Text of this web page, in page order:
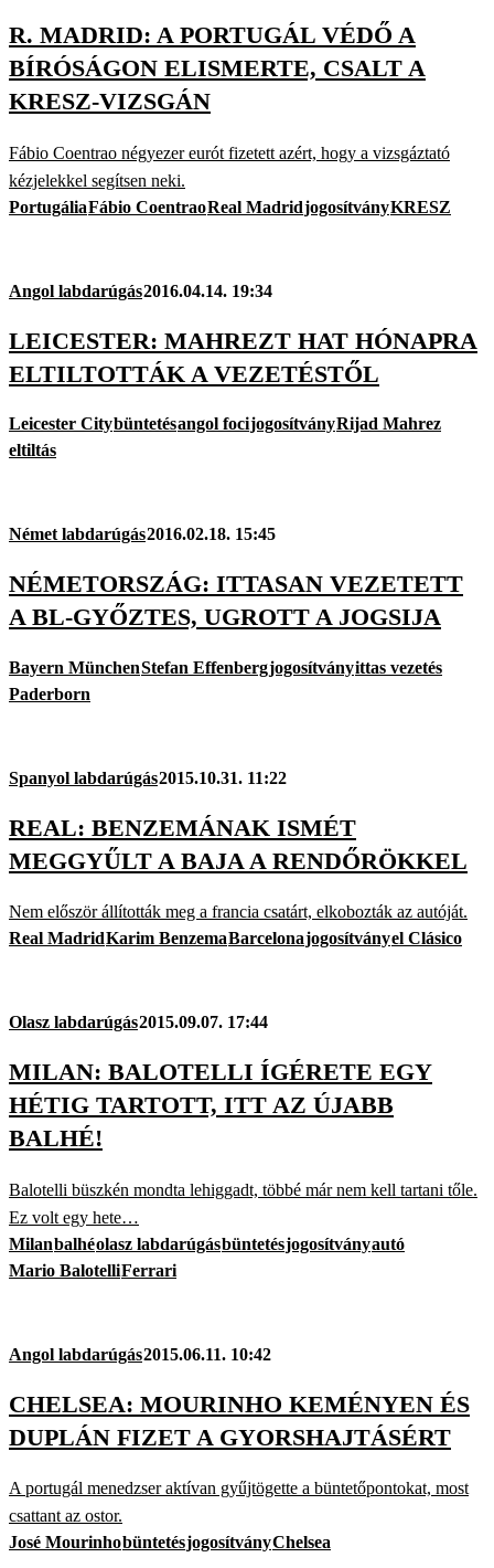
R. MADRID: A PORTUGÁL VÉDŐ A
BÍRÓSÁGON ELISMERTE, CSALT A
KRESZ-VIZSGÁN
Fábio Coentrao négyezer eurót fizetett azért, hogy a vizsgáztató
kézjelekkel segítsen neki.
PortugáliaFábio CoentraoReal MadridjogosítványKRESZ
Angol labdarúgás2016.04.14. 19:34
LEICESTER: MAHREZT HAT HÓNAPRA
ELTILTOTTÁK A VEZETÉSTŐL
Leicester Citybüntetésangol focijogosítványRijad Mahrez
eltiltás
Német labdarúgás2016.02.18. 15:45
NÉMETORSZÁG: ITTASAN VEZETETT
A BL-GYŐZTES, UGROTT A JOGSIJA
Bayern MünchenStefan Effenbergjogosítványittas vezetés
Paderborn
Spanyol labdarúgás2015.10.31. 11:22
REAL: BENZEMÁNAK ISMÉT
MEGGYŰLT A BAJA A RENDŐRÖKKEL
Nem először állították meg a francia csatárt, elkobozták az autóját.
Real MadridKarim BenzemaBarcelonajogosítványel Clásico
Olasz labdarúgás2015.09.07. 17:44
MILAN: BALOTELLI ÍGÉRETE EGY
HÉTIG TARTOTT, ITT AZ ÚJABB
BALHÉ!
Balotelli büszkén mondta lehiggadt, többé már nem kell tartani tőle.
Ez volt egy hete…
Milanbalhéolasz labdarúgásbüntetésjogosítványautó
Mario BalotelliFerrari
Angol labdarúgás2015.06.11. 10:42
CHELSEA: MOURINHO KEMÉNYEN ÉS
DUPLÁN FIZET A GYORSHAJTÁSÉRT
A portugál menedzser aktívan gyűjtögette a büntetőpontokat, most
csattant az ostor.
José MourinhobüntetésjogosítványChelsea